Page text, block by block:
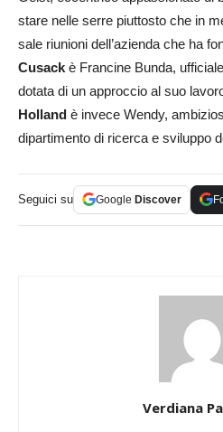
stare nelle serre piuttosto che in
sale riunioni dell’azienda che ha
Cusack è Francine Bunda,
dotata di un approccio al suo
Holland è invece Wendy,
dipartimento di ricerca e sviluppo
Seguici su Google Discover
Verdiana